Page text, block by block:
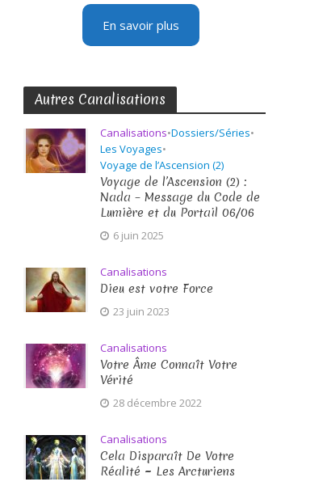
En savoir plus
Autres Canalisations
Canalisations•Dossiers/Séries•
Les Voyages•
Voyage de l’Ascension (2)
Voyage de l’Ascension (2) :
Nada – Message du Code de
Lumière et du Portail 06/06
6 juin 2025
Canalisations
Dieu est votre Force
23 juin 2023
Canalisations
Votre Âme Connaît Votre
Vérité
28 décembre 2022
Canalisations
Cela Disparaît De Votre
Réalité ~ Les Arcturiens